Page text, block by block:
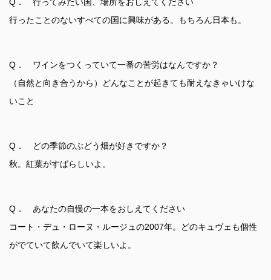
Q． 行ってみたい国、場所をおしえてください
行ったことのないすべての国に興味がある。もちろん日本も。
Q． ワインをつくっていて一番の苦労はなんですか？
（自然と向き合うから）どんなことが起きても耐えなきゃいけな
いこと
Q． どの季節のぶどう畑が好きですか？
秋。紅葉がすばらしいよ。
Q． あなたの自慢の一本をおしえてください
コート・デュ・ローヌ・ルージュの2007年。どのキュヴェも個性
がでていて飲んでいて楽しいよ。